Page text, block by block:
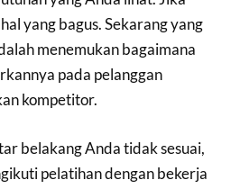
yang bagus. Sekarang yang
menemukan bagaimana
pada pelanggan
kompetitor.
belakang Anda tidak sesuai,
pelatihan dengan bekerja